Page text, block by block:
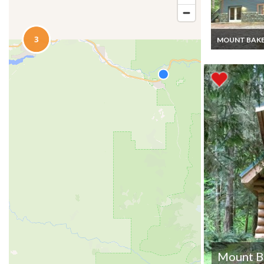
MOUNT
Mount Baker
Chalet 3
pour 11
dans l'état de
Washington
Mount